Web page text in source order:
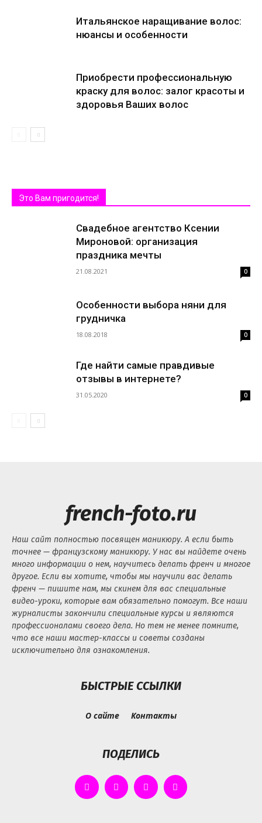
Итальянское наращивание волос:
нюансы и особенности
Приобрести профессиональную
краску для волос: залог красоты и
здоровья Ваших волос
Это Вам пригодится!
Свадебное агентство Ксении
Мироновой: организация
праздника мечты
21.08.2021 0
Особенности выбора няни для
грудничка
18.08.2018 0
Где найти самые правдивые
отзывы в интернете?
31.05.2020 0
french-foto.ru
Наш сайт полностью посвящен маникюру. А если быть
точнее — французскому маникюру. У нас вы найдете очень
много информации о нем, научитесь делать френч и многое
другое. Если вы хотите, чтобы мы научили вас делать
френч — пишите нам, мы скинем для вас специальные
видео-уроки, которые вам обязательно помогут. Все наши
журналисты закончили специальные курсы и являются
профессионалами своего дела. Но тем не менее помните,
что все наши мастер-классы и советы созданы
исключительно для ознакомления.
БЫСТРЫЕ ССЫЛКИ
О сайте Контакты
ПОДЕЛИСЬ